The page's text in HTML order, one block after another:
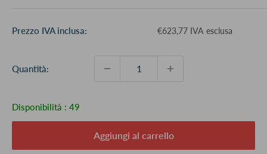
Prezzo IVA inclusa: €623,77 IVA esclusa
Quantità:
Disponibilità : 49
Aggiungi al carrello